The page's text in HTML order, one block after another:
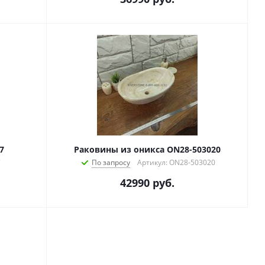
Раковины из оникса ON28-503020
По запросу Артикул: ON28-503020
42990 руб.